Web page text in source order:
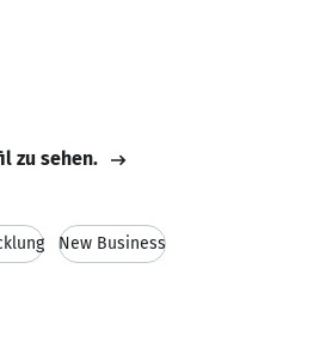
zu sehen.
New Business